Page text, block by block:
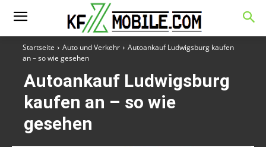
Startseite Auto und Verkehr
Autoankauf Ludwigsburg kaufen
an – so wie gesehen
Autoankauf Ludwigsburg
kaufen an – so wie
gesehen